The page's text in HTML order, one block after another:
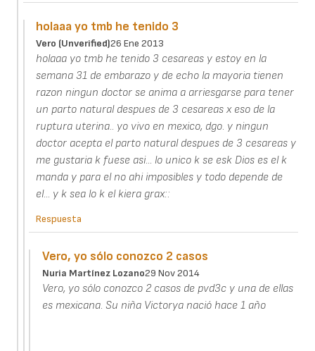
holaaa yo tmb he tenido 3
Vero (unverified)26 Ene 2013
holaaa yo tmb he tenido 3 cesareas y estoy en la
semana 31 de embarazo y de echo la mayoria tienen
razon ningun doctor se anima a arriesgarse para tener
un parto natural despues de 3 cesareas x eso de la
ruptura uterina.. yo vivo en mexico, dgo. y ningun
doctor acepta el parto natural despues de 3 cesareas y
me gustaria k fuese asi... lo unico k se esk Dios es el k
manda y para el no ahi imposibles y todo depende de
el... y k sea lo k el kiera grax::
Respuesta
Vero, yo sólo conozco 2 casos
Nuria Martínez Lozano29 Nov 2014
Vero, yo sólo conozco 2 casos de pvd3c y una de ellas
es mexicana. Su niña Victorya nació hace 1 año